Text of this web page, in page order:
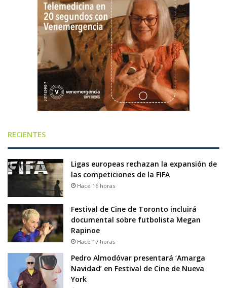
RECIENTES
Ligas europeas rechazan la expansión de
las competiciones de la FIFA
Hace 16 horas
Festival de Cine de Toronto incluirá
documental sobre futbolista Megan
Rapinoe
Hace 17 horas
Pedro Almodóvar presentará ‘Amarga
Navidad’ en Festival de Cine de Nueva
York